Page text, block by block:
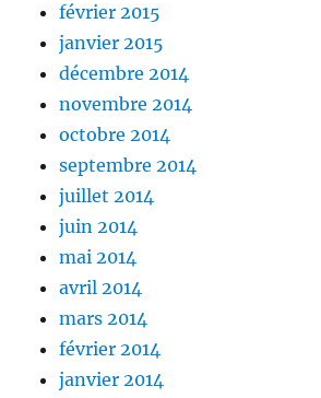
février 2015
janvier 2015
décembre 2014
novembre 2014
octobre 2014
septembre 2014
juillet 2014
juin 2014
mai 2014
avril 2014
mars 2014
février 2014
janvier 2014